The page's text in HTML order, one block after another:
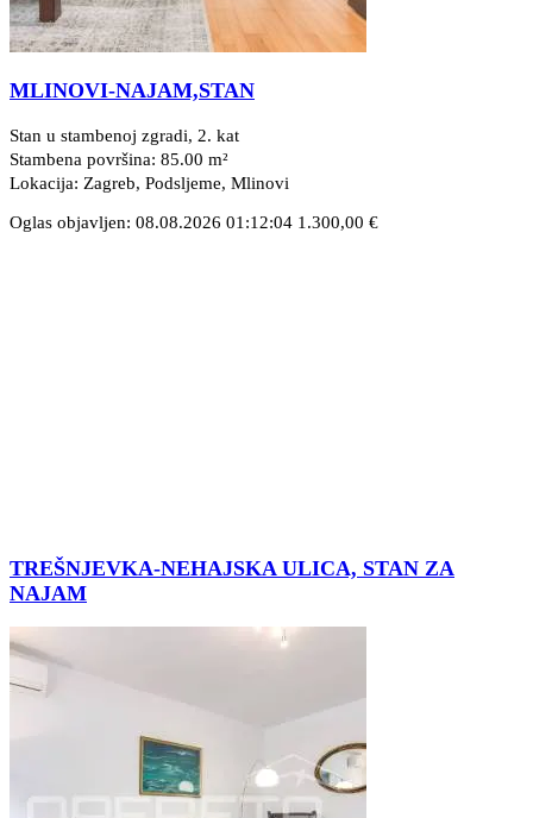
MLINOVI-NAJAM,STAN
Stan u stambenoj zgradi, 2. kat
Stambena površina: 85.00 m²
Lokacija: Zagreb, Podsljeme, Mlinovi
Oglas objavljen: 08.08.2026 01:12:04 1.300,00 €
TREŠNJEVKA-NEHAJSKA ULICA, STAN ZA
NAJAM